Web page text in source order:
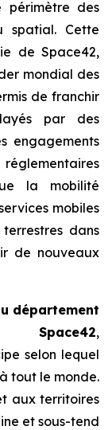
périmètre des
spatial. Cette
de Space42,
mondial des
de franchir
par des
engagements
la mobilité
mobiles
dans
de nouveaux
département
Space42,
selon lequel
tout le monde.
aux territoires
et sous-tend